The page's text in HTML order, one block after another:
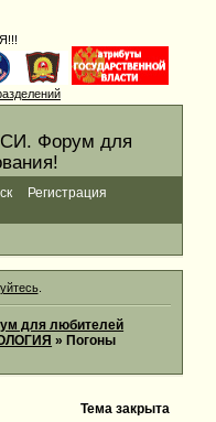
Форум для
Регистрация
.
для любителей
»Погоны
Тема закрыта